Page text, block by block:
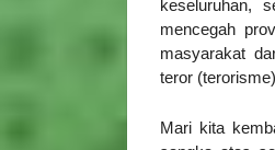
keseluruhan,
mencegah
masyarakat
teror
Mari kita